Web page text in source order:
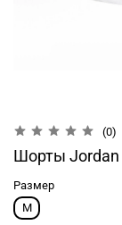
(0)
Шорты Jordan
Размер
M